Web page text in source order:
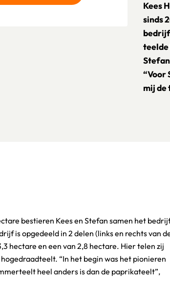
Kees
sinds
bedrijf
teelde
“Voor
mij de
bestieren Kees en Stefan samen het
is opgedeeld in 2 delen (links en rechts van
hectare en een van 2,8 hectare. Hier telen zij
“In het begin was het pionieren
heel anders is dan de paprikateelt”,
de belichte teelt bij komkommers was toen
hebben we het in de vingers”, vult
circa 45 medewerkers bij Qcumber, en in